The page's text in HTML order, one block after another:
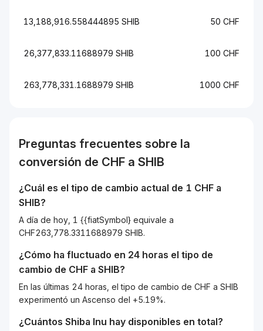
13,188,916.558444895 SHIB 50 CHF
26,377,833.11688979 SHIB 100 CHF
263,778,331.1688979 SHIB 1000 CHF
Preguntas frecuentes sobre la
conversión de CHF a SHIB
¿Cuál es el tipo de cambio actual de 1 CHF a
SHIB?
A día de hoy, 1 {{fiatSymbol} equivale a
CHF263,778.3311688979 SHIB.
¿Cómo ha fluctuado en 24 horas el tipo de
cambio de CHF a SHIB?
En las últimas 24 horas, el tipo de cambio de CHF a SHIB
experimentó un Ascenso del +5.19%.
¿Cuántos Shiba Inu hay disponibles en total?